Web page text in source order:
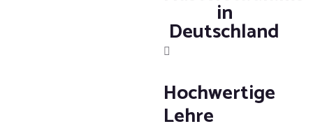
in
Deutschland
Hochwertige
Lehre